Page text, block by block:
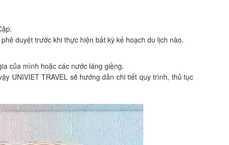
duyệt trước khi thực hiện bất kỳ kế hoạch du lịch nào.
của mình hoặc các nước láng giềng.
UNIVIET TRAVEL sẽ hướng dẫn chi tiết quy trình, thủ tục